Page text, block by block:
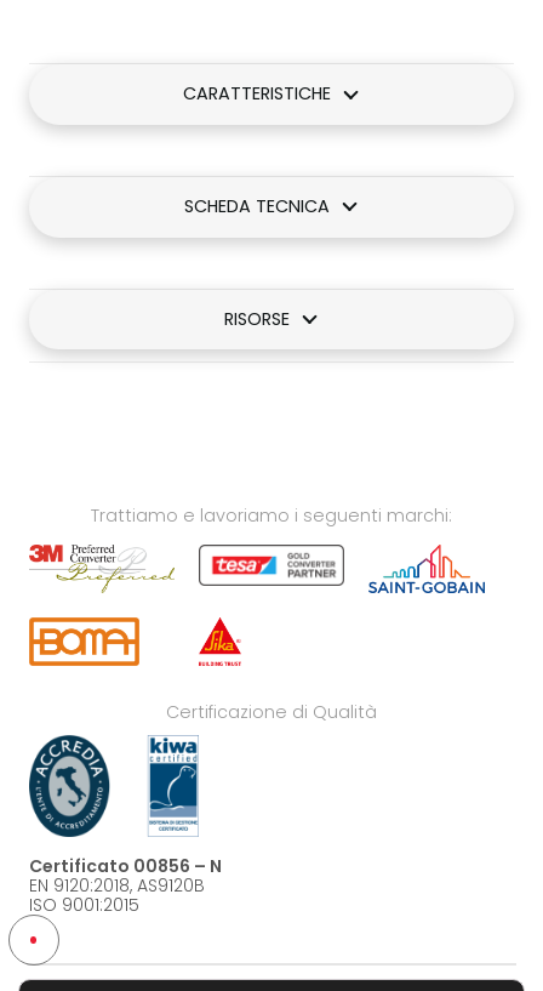
CARATTERISTICHE
SCHEDA TECNICA
RISORSE
Trattiamo e lavoriamo i seguenti marchi:
Certificazione di Qualità
Certificato 00856 – N
EN 9120:2018, AS9120B
ISO 9001:2015